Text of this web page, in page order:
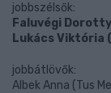
jobbszélsők:
Faluvégi
Lukács Viktória
jobbátlövők:
Albek Anna (Tus